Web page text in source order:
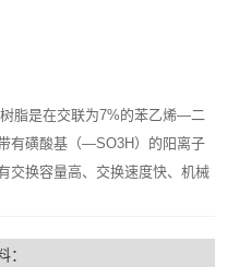
脂是在交联为7%的苯乙烯—二
有磺酸基（—SO3H）的阳离子
交换容量高、交换速度快、机械
：